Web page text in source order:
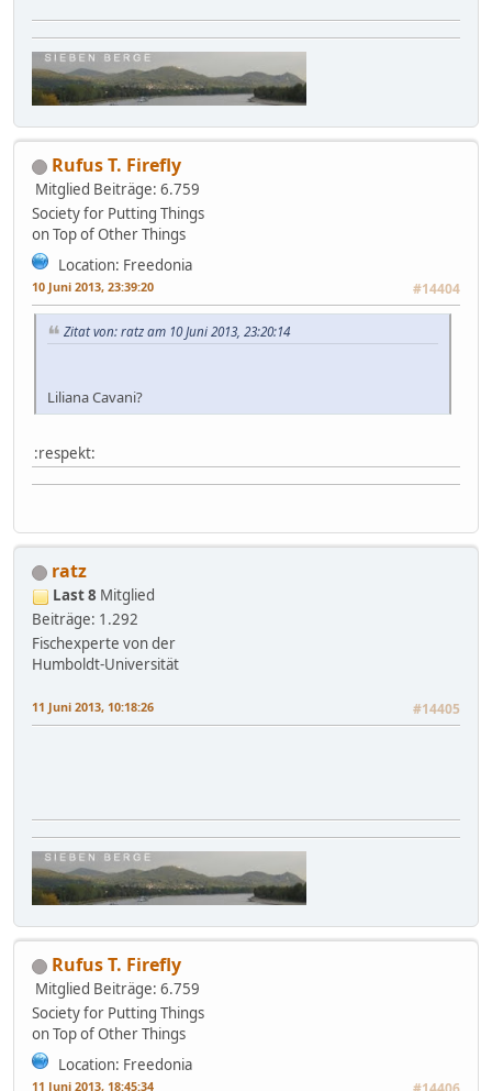
Rufus T. Firefly
Mitglied Beiträge: 6.759
Society for Putting Things
on Top of Other Things
Location: Freedonia
10 Juni 2013, 23:39:20 #14404
Zitat von: ratz am 10 Juni 2013, 23:20:14
Liliana Cavani?
:respekt:
ratz
Last 8 Mitglied
Beiträge: 1.292
Fischexperte von der
Humboldt-Universität
11 Juni 2013, 10:18:26 #14405
Rufus T. Firefly
Mitglied Beiträge: 6.759
Society for Putting Things
on Top of Other Things
Location: Freedonia
11 Juni 2013, 18:45:34